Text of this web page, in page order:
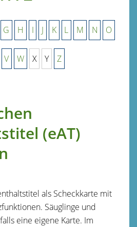
G H I J K L M N O
V W X Y Z
(eAT)
als Scheckkarte mit
Säuglinge und
eine eigene Karte. Im